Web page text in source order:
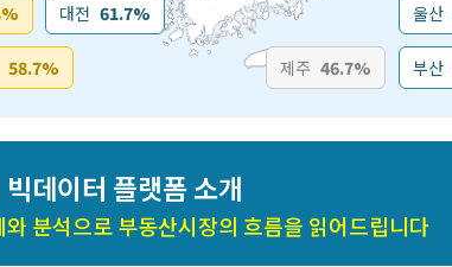
대전 61.7%
58.7% 제주 46.7% 부산
울산
데이터 플랫폼 소개
와 분석으로 부동산시장의 흐름을 읽어드립니다